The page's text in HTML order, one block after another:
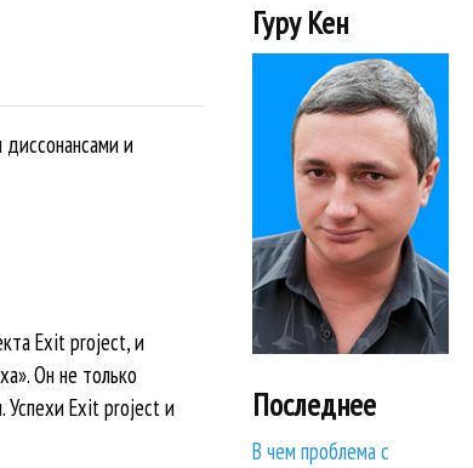
и
Exit project, и
Он не только
Успехи Exit project и
Гуру Кен
Последнее
В чем проблема с